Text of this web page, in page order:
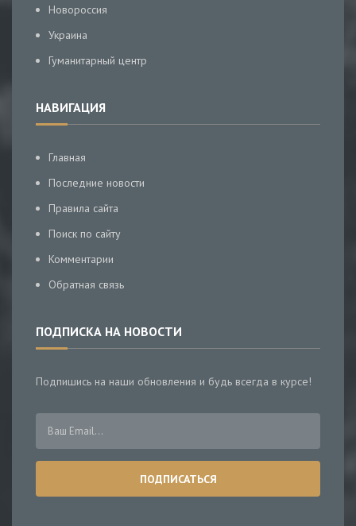
Новороссия
Украина
Гуманитарный центр
НАВИГАЦИЯ
Главная
Последние новости
Правила сайта
Поиск по сайту
Комментарии
Обратная связь
ПОДПИСКА НА НОВОСТИ
Подпишись на наши обновления и будь всегда в курсе!